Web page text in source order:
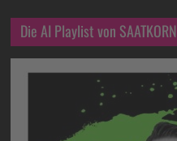
Die AI Playlist von SAATKORN